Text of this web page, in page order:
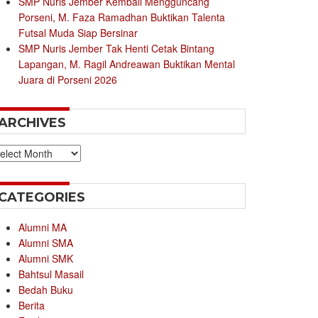
Porseni, M. Faza Ramadhan Buktikan Talenta
Futsal Muda Siap Bersinar
SMP Nuris Jember Tak Henti Cetak Bintang
Lapangan, M. Ragil Andreawan Buktikan Mental
Juara di Porseni 2026
Alumni MA
Alumni SMA
Alumni SMK
Bahtsul Masail
Bedah Buku
Berita